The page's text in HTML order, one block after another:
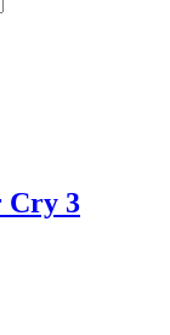
Cry 3